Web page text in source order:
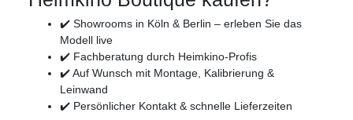
✔️ Showrooms in Köln & Berlin – erleben Sie das
Modell live
✔️ Fachberatung durch Heimkino-Profis
✔️ Auf Wunsch mit Montage, Kalibrierung &
Leinwand
✔️ Persönlicher Kontakt & schnelle Lieferzeiten